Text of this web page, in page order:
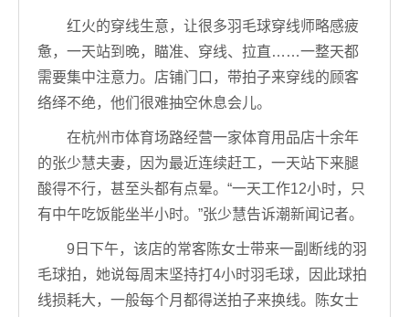
红火的穿线生意，让很多羽毛球穿线师略感疲
惫，一天站到晚，瞄准、穿线、拉直……一整天都
需要集中注意力。店铺门口，带拍子来穿线的顾客
络绎不绝，他们很难抽空休息会儿。
在杭州市体育场路经营一家体育用品店十余年
的张少慧夫妻，因为最近连续赶工，一天站下来腿
酸得不行，甚至头都有点晕。“一天工作12小时，只
有中午吃饭能坐半小时。”张少慧告诉潮新闻记者。
9日下午，该店的常客陈女士带来一副断线的羽
毛球拍，她说每周末坚持打4小时羽毛球，因此球拍
线损耗大，一般每个月都得送拍子来换线。陈女士